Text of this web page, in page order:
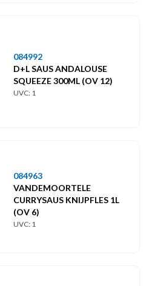
084992
D+L SAUS ANDALOUSE
SQUEEZE 300ML (OV 12)
UVC: 1
084963
VANDEMOORTELE
CURRYSAUS KNIJPFLES 1L
(OV 6)
UVC: 1